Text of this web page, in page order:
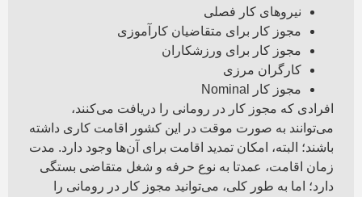
نیروهای کار فصلی
مجوز کار برای متقاضیان کارآموزی
مجوز کار برای ورزشکاران
کارگران مرزی
مجوز کار Nominal
افرادی که مجوز کار در رومانی را دریافت می‌کنند،
می‌توانند به صورت موقت در این کشور اقامت کاری داشته
باشند؛ البته، امکان تمدید اقامت برای آن‌ها وجود دارد. مدت
زمان اقامت، عمدتا به نوع حرفه و شغل متقاضی بستگی
دارد؛ اما به طور کلی، می‌توانید مجوز کار در رومانی را